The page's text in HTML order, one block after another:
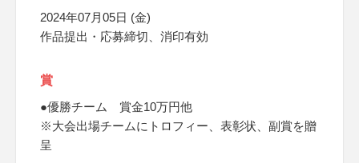
2024年07月05日 (金)
作品提出・応募締切、消印有効
賞
●優勝チーム 賞金10万円他
※大会出場チームにトロフィー、表彰状、副賞を贈
呈